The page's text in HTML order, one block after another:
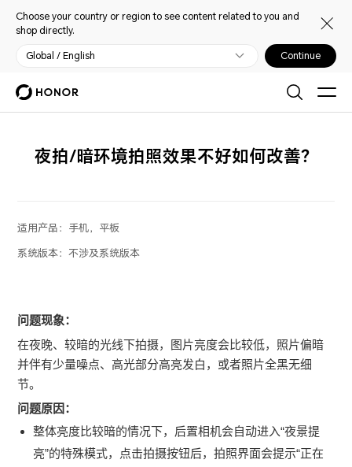
Choose your country or region to see content related to you and
shop directly.
Global / English Continue
夜拍/暗环境拍照效果不好如何改善？
适用产品： 手机，平板
系统版本：不涉及系统版本
问题现象：
在夜晚、较暗的光线下拍摄，图片亮度会比较低，照片偏暗
并伴有少量噪点、高光部分高亮发白，或者照片全黑无细
节。
问题原因：
整体亮度比较暗的情况下，后置相机会自动进入“夜景提
亮”的特殊模式，点击拍摄按钮后，拍照界面会提示“正在